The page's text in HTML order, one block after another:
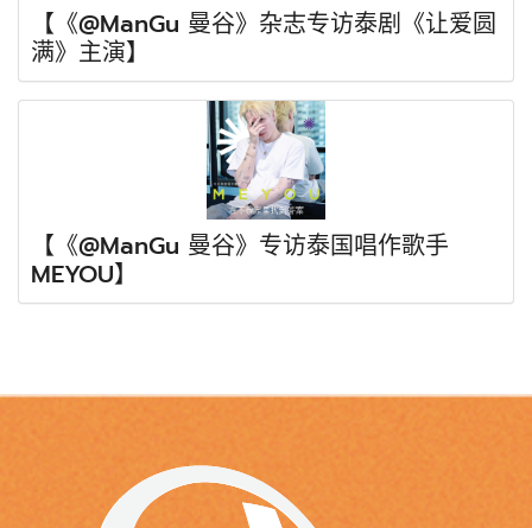
【《@ManGu 曼谷》杂志专访泰剧《让爱圆
满》主演】
【《@ManGu 曼谷》专访泰国唱作歌手
MEYOU】